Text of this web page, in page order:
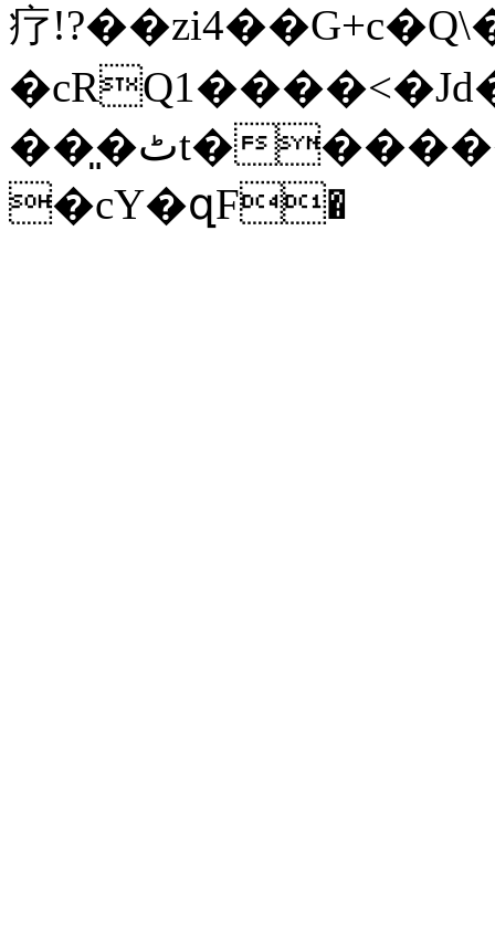
疗
��͈�ٹt������14�qp T���i@9K
�cY�զF�